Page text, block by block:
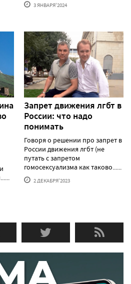
3 ЯНВАРЯ'2024
Запрет движения лгбт в
России: что надо
понимать
Говоря о решении про запрет в
России движения лгбт (не
путать с запретом
гомосексуализма как таково......
2 ДЕКАБРЯ'2023